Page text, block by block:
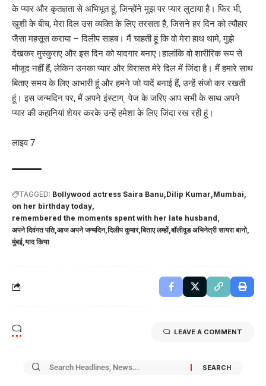
के प्यार और कृतज्ञता से अभिभूत हूं, जिन्होंने मुझ पर प्यार लुटाया है। फिर भी,
खुशी के बीच, मेरा दिल उस व्यक्ति के लिए तरसता है, जिसने हर दिन को त्यौहार
जैसा महसूस कराया – दिलीप साहब। मैं चाहती हूं कि वो मेरा हाथ थामे, मुझे
देखकर मुस्कुराए और इस दिन को यादगार बनाए।हालांकि वो शारीरिक रूप से
मौजूद नहीं हैं, लेकिन उनका प्यार और विरासत मेरे दिल में जिंदा है। मैं हमारे साथ
बिताए समय के लिए आभारी हूं और हमने जो यादें बनाई हैं, उन्हें संजो कर रखती
हूं। इस जन्मदिन पर, मैं अपने इंस्टाग् पेज के जरिए आप सभी के साथ अपने
प्यार की कहानियां शेयर करके उन्हें हमेशा के लिए जिंदा रख रही हूं।
लाइव 7
TAGGED: Bollywood actress Saira Banu Dilip Kumar Mumbai
on her birthday today
remembered the moments spent with her late husband
अपने दिवंगत पति आज अपने जन्मदिन दिलीप कुमार बिताए लम्हों बॉलीवुड अभिनेत्री सायरा बानो
मुंबई याद किया
LEAVE A COMMENT